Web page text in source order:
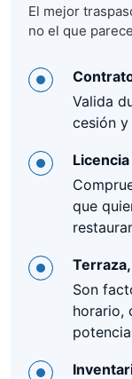
El mejor
no el que
Valida
cesión
que
Son
horario,